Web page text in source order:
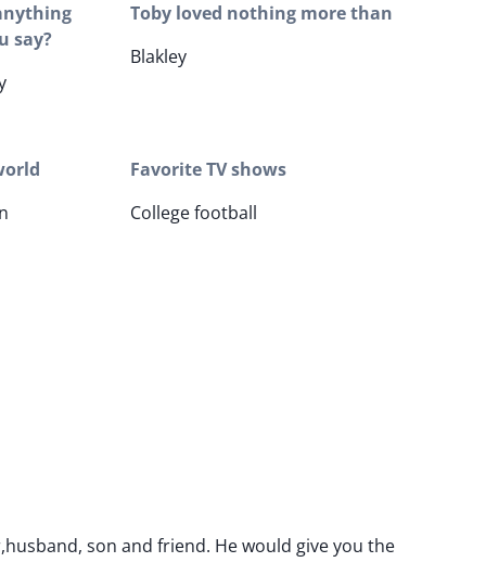
say?
Toby loved nothing more than
Blakley
Favorite TV shows
College football
son and friend. He would give you the